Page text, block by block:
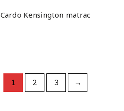
Cardo Kensington matrac
1 2 3 →